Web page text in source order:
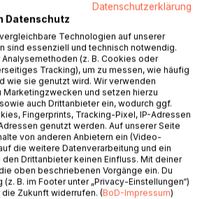
lange Zeit unter Strafe, galt lange
Datenschutzerklärung
Datenschutz
Technologien auf unserer
sind essenziell und technisch notwendig.
(z. B. Cookies oder
Tracking), um zu messen, wie häufig
wie sie genutzt wird. Wir verwenden
und setzen hierzu
auch Drittanbieter ein, wodurch ggf.
Fingerprints, Tracking-Pixel, IP-Adressen
genutzt werden. Auf unserer Seite
von anderen Anbietern ein (Video-
die weitere Datenverarbeitung und ein
Drittanbieter keinen Einfluss. Mit deiner
oben beschriebenen Vorgänge ein. Du
B. im Footer unter „Privacy-Einstellungen“)
Zukunft widerrufen. (BoD-Impressum)